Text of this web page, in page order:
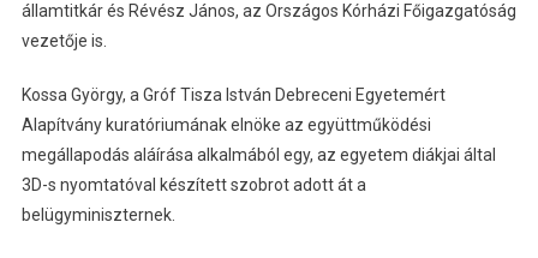
államtitkár és Révész János, az Országos Kórházi Főigazgatóság
vezetője is.
Kossa György, a Gróf Tisza István Debreceni Egyetemért
Alapítvány kuratóriumának elnöke az együttműködési
megállapodás aláírása alkalmából egy, az egyetem diákjai által
3D-s nyomtatóval készített szobrot adott át a
belügyminiszternek.